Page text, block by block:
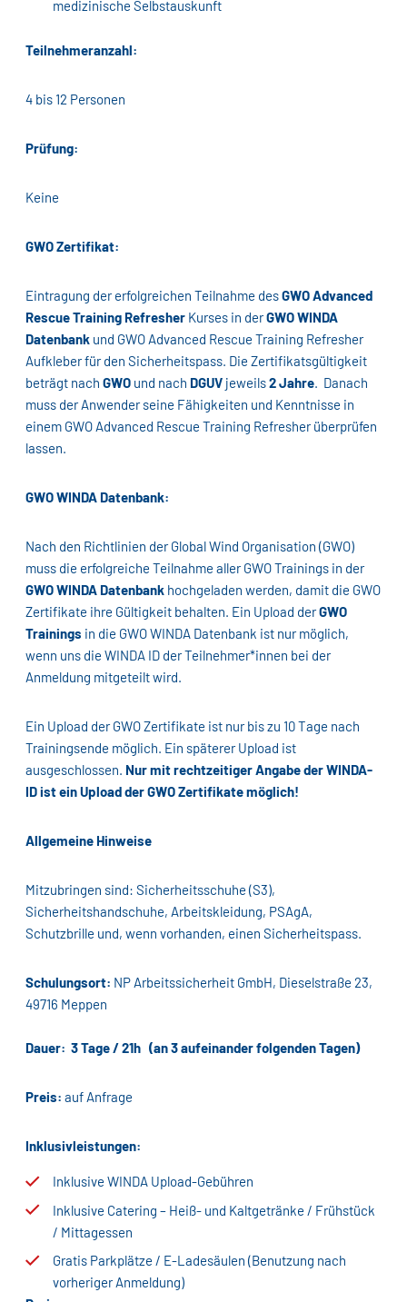
medizinische Selbstauskunft
Teilnehmeranzahl:
4 bis 12 Personen
Prüfung:
Keine
GWO Zertifikat:
Eintragung der erfolgreichen Teilnahme desGWO Advanced
Rescue Training RefresherKurses in derGWO WINDA
Datenbankund GWO Advanced Rescue Training Refresher
Aufkleber für den Sicherheitspass. Die Zertifikatsgültigkeit
beträgt nach GWOund nach DGUV jeweils2 Jahre. Danach
muss der Anwender seine Fähigkeiten und Kenntnisse in
einem GWO Advanced Rescue Training Refresher überprüfen
lassen.
GWO WINDA Datenbank:
Nach den Richtlinien der Global Wind Organisation (GWO)
muss die erfolgreiche Teilnahme aller GWO Trainings in der
GWO WINDA Datenbankhochgeladen werden, damit die GWO
Zertifikate ihre Gültigkeit behalten. Ein Upload derGWO
Trainings in die GWO WINDA Datenbank ist nur möglich,
wenn uns die WINDA ID der Teilnehmer*innen bei der
Anmeldung mitgeteilt wird.
Ein Upload der GWO Zertifikate ist nur bis zu 10 Tage nach
Trainingsende möglich. Ein späterer Upload ist
ausgeschlossen. Nur mit rechtzeitiger Angabe der WINDA-
ID ist ein Upload der GWO Zertifikate möglich!
Allgemeine Hinweise
Mitzubringen sind: Sicherheitsschuhe (S3),
Sicherheitshandschuhe, Arbeitskleidung, PSAgA,
Schutzbrille und, wenn vorhanden, einen Sicherheitspass.
Schulungsort: NP Arbeitssicherheit GmbH, Dieselstraße 23,
49716 Meppen
Dauer: 3 Tage / 21h (an 3 aufeinander folgenden Tagen)
Preis: auf Anfrage
Inklusivleistungen:
Inklusive WINDA Upload-Gebühren
Inklusive Catering – Heiß- und Kaltgetränke / Frühstück
/ Mittagessen
Gratis Parkplätze / E-Ladesäulen (Benutzung nach
vorheriger Anmeldung)